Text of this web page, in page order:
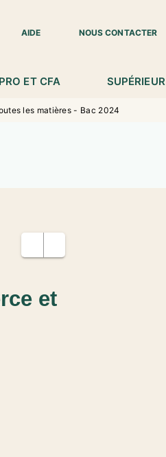
AIDE
NOUS CONTACTER
ET CFA SUPÉRIEUR
les matières - Bac 2024
et